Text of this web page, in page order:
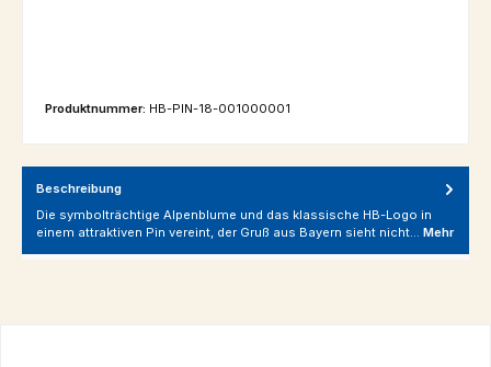
Produktnummer: HB-PIN-18-001000001
Beschreibung
Die symbolträchtige Alpenblume und das klassische HB-Logo in
einem attraktiven Pin vereint, der Gruß aus Bayern sieht nicht… Mehr